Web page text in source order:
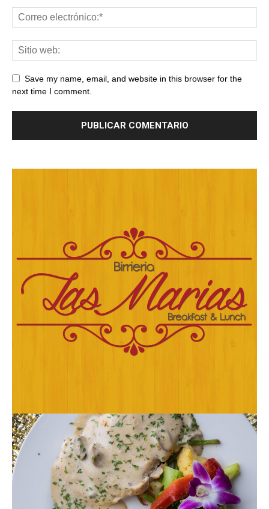
Save my name, email, and website in this browser for the
next time I comment.